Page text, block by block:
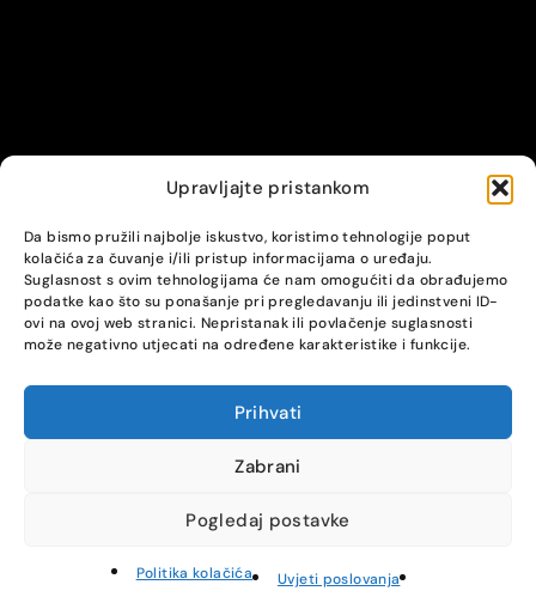
Upravljajte pristankom
Da bismo pružili najbolje iskustvo, koristimo tehnologije poput
kolačića za čuvanje i/ili pristup informacijama o uređaju.
Suglasnost s ovim tehnologijama će nam omogućiti da obrađujemo
podatke kao što su ponašanje pri pregledavanju ili jedinstveni ID-
ovi na ovoj web stranici. Nepristanak ili povlačenje suglasnosti
može negativno utjecati na određene karakteristike i funkcije.
Prihvati
Zabrani
Pogledaj postavke
Politika kolačića Uvjeti poslovanja
© Alpha servis. All Rights Reserved.
COMPARE (0)
Remove all products